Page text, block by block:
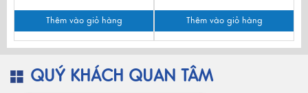
Thêm vào giỏ hàng Thêm vào giỏ hàng
QUÝ KHÁCH QUAN TÂM